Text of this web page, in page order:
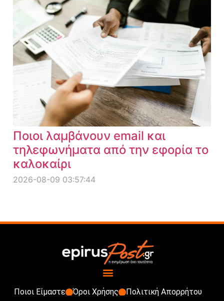
Ποιοι λαμβάνουν email και
τηλεφωνήματα από την εφορία το
καλοκαίρι
2026-08-09 03:57:44
Ποιοι Είμαστε Όροι Χρήσης Πολιτική Απορρήτου